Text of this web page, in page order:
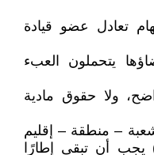
تعادل عضو قيادة
يتحملون العبء
ولا حقوق مادية
– منطقة – إقليم
أن تبقى إطارًا